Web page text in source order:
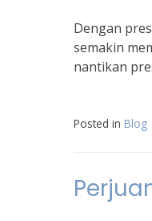
Dengan
semakin
nantikan
Posted in Blog